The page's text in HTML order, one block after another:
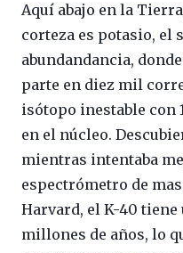
Aquí abajo en la
corteza es potasio, el
abundandancia,
parte en diez mil
isótopo inestable con
en el núcleo.
mientras intentaba
espectrómetro de
Harvard, el K-40 tiene
millones de años, lo